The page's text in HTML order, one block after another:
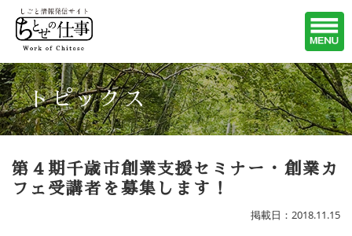
トピックス
第４期千歳市創業支援セミナー・創業カ
フェ受講者を募集します！
掲載日：2018.11.15